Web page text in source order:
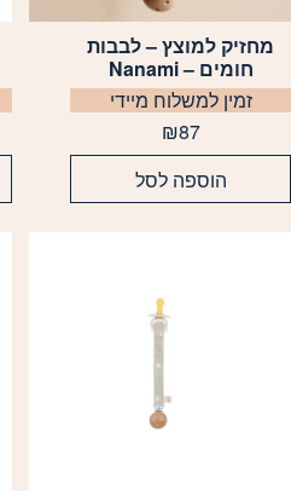
מחזיק למוצץ – לבבות
חומים – Nanami
זמין למשלוח מיידי
₪87
הוספה לסל